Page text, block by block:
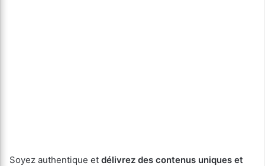
Soyez authentique et délivrez des contenus uniques et